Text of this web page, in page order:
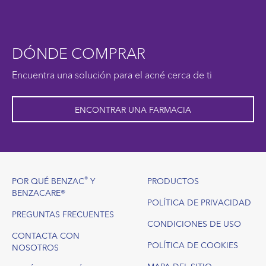
DÓNDE COMPRAR
Encuentra una solución para el acné cerca de ti
ENCONTRAR UNA FARMACIA
Footer
POR QUÉ BENZAC® Y
BENZACARE®
PREGUNTAS FRECUENTES
CONTACTA CON
NOSOTROS
PRODUCTOS
POLÍTICA DE PRIVACIDAD
CONDICIONES DE USO
POLÍTICA DE COOKIES